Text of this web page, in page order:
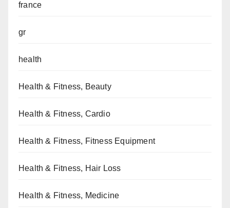
france
gr
health
Health & Fitness, Beauty
Health & Fitness, Cardio
Health & Fitness, Fitness Equipment
Health & Fitness, Hair Loss
Health & Fitness, Medicine